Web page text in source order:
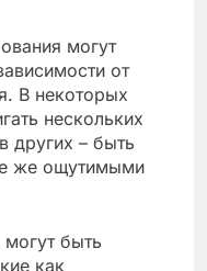
могут
от
В некоторых
нескольких
других – быть
же ощутимыми
быть
как